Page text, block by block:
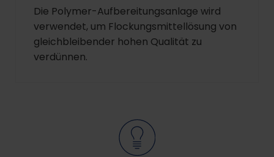
Die Polymer-Aufbereitungsanlage wird
verwendet, um Flockungsmittellösung von
gleichbleibender hohen Qualität zu
verdünnen.